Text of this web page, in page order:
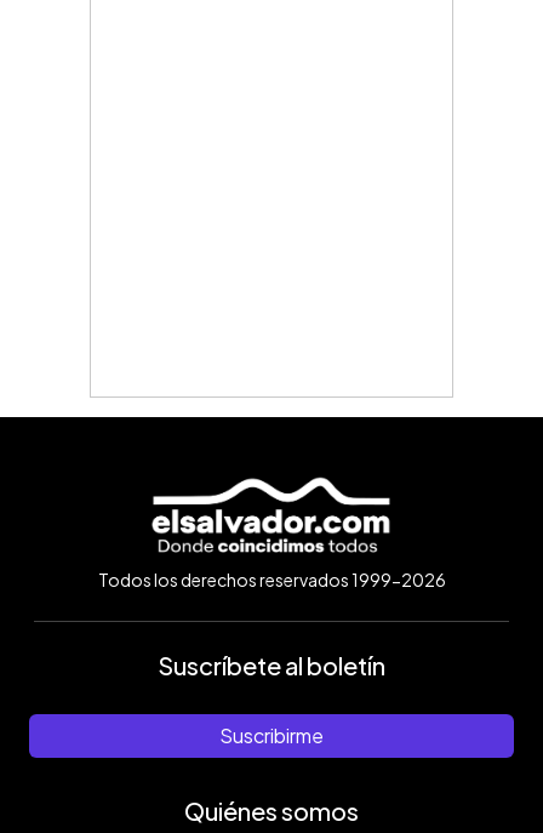
Todos los derechos reservados 1999-2026
Suscríbete al boletín
Suscribirme
Quiénes somos